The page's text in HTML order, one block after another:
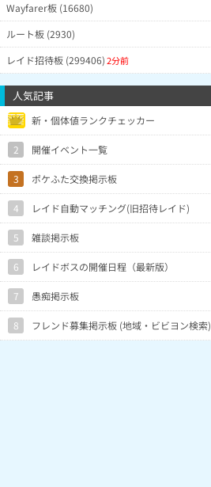
Wayfarer板 (16680)
ルート板 (2930)
レイド招待板 (299406)2分前
人気記事
新・個体値ランクチェッカー
2 開催イベント一覧
3 ポケふた交換掲示板
4 レイド自動マッチング(旧招待レイド)
5 雑談掲示板
6 レイドボスの開催日程（最新版）
7 愚痴掲示板
8 フレンド募集掲示板 (地域・ビビヨン検索)